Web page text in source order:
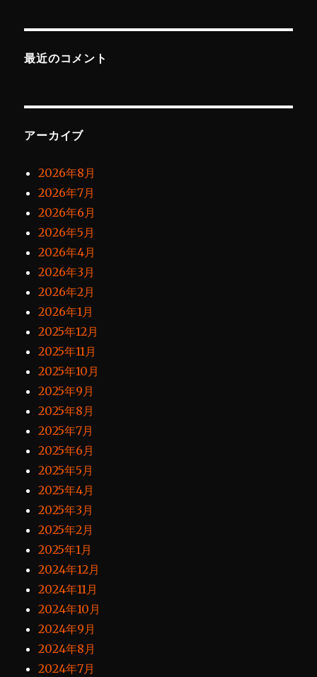
最近のコメント
アーカイブ
2026年8月
2026年7月
2026年6月
2026年5月
2026年4月
2026年3月
2026年2月
2026年1月
2025年12月
2025年11月
2025年10月
2025年9月
2025年8月
2025年7月
2025年6月
2025年5月
2025年4月
2025年3月
2025年2月
2025年1月
2024年12月
2024年11月
2024年10月
2024年9月
2024年8月
2024年7月